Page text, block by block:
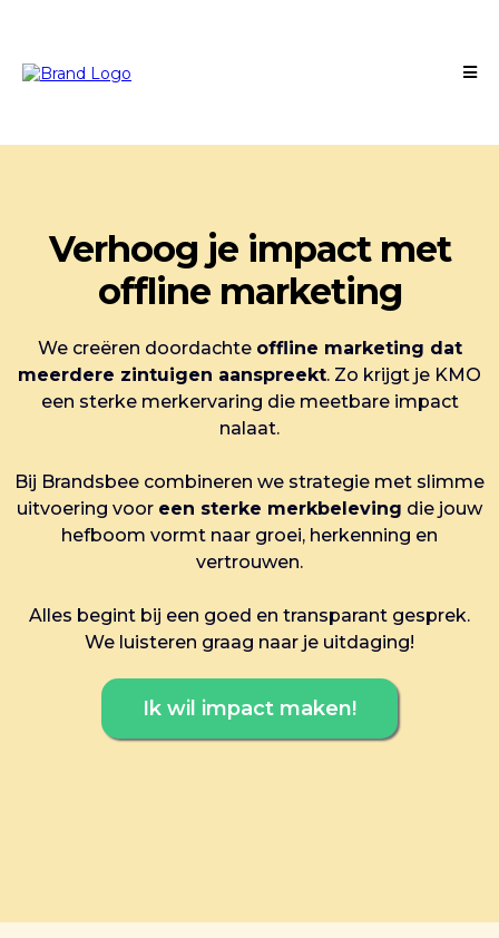
Verhoog je impact met
offline marketing
We creëren doordachte offline marketing dat
meerdere zintuigen aanspreekt. Zo krijgt je KMO
een sterke merkervaring die meetbare impact
nalaat.
Bij Brandsbee combineren we strategie met slimme
uitvoering voor een sterke merkbeleving die jouw
hefboom vormt naar groei, herkenning en
vertrouwen.
Alles begint bij een goed en transparant gesprek.
We luisteren graag naar je uitdaging!
Ik wil impact maken!